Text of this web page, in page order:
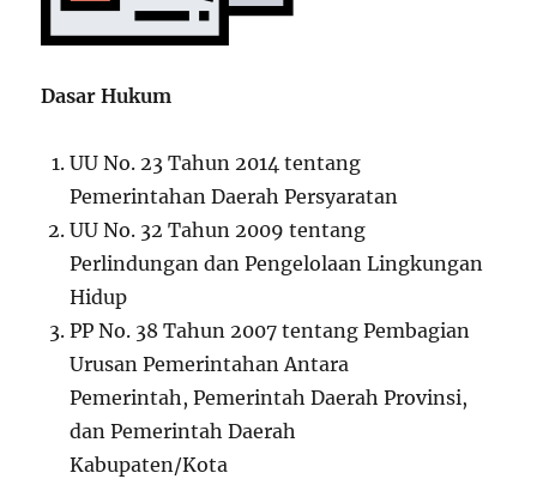
Dasar Hukum
UU No. 23 Tahun 2014 tentang
Pemerintahan Daerah Persyaratan
UU No. 32 Tahun 2009 tentang
Perlindungan dan Pengelolaan Lingkungan
Hidup
PP No. 38 Tahun 2007 tentang Pembagian
Urusan Pemerintahan Antara
Pemerintah, Pemerintah Daerah Provinsi,
dan Pemerintah Daerah
Kabupaten/Kota